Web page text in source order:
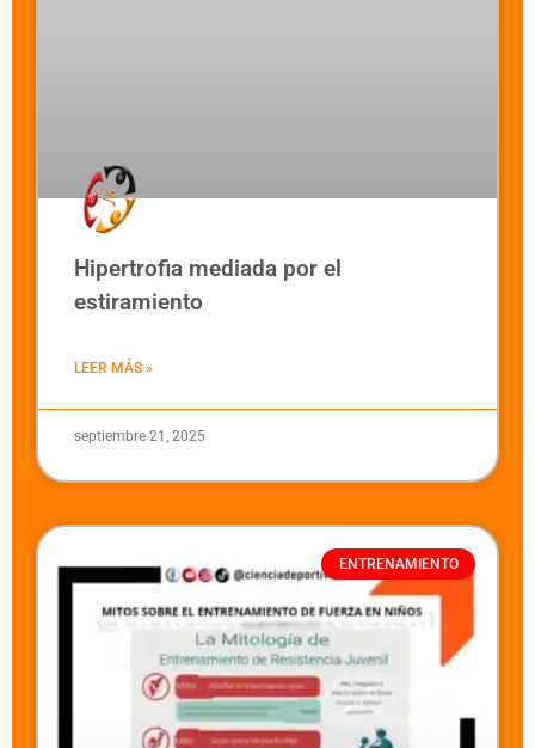
Hipertrofia mediada por el
estiramiento
LEER MÁS »
septiembre 21, 2025
ENTRENAMIENTO